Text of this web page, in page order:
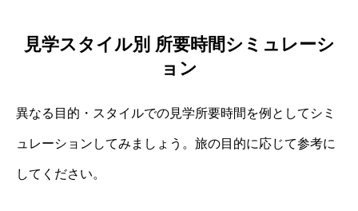
見学スタイル別 所要時間シミュレーシ
ョン
異なる目的・スタイルでの見学所要時間を例としてシミ
ュレーションしてみましょう。旅の目的に応じて参考に
してください。